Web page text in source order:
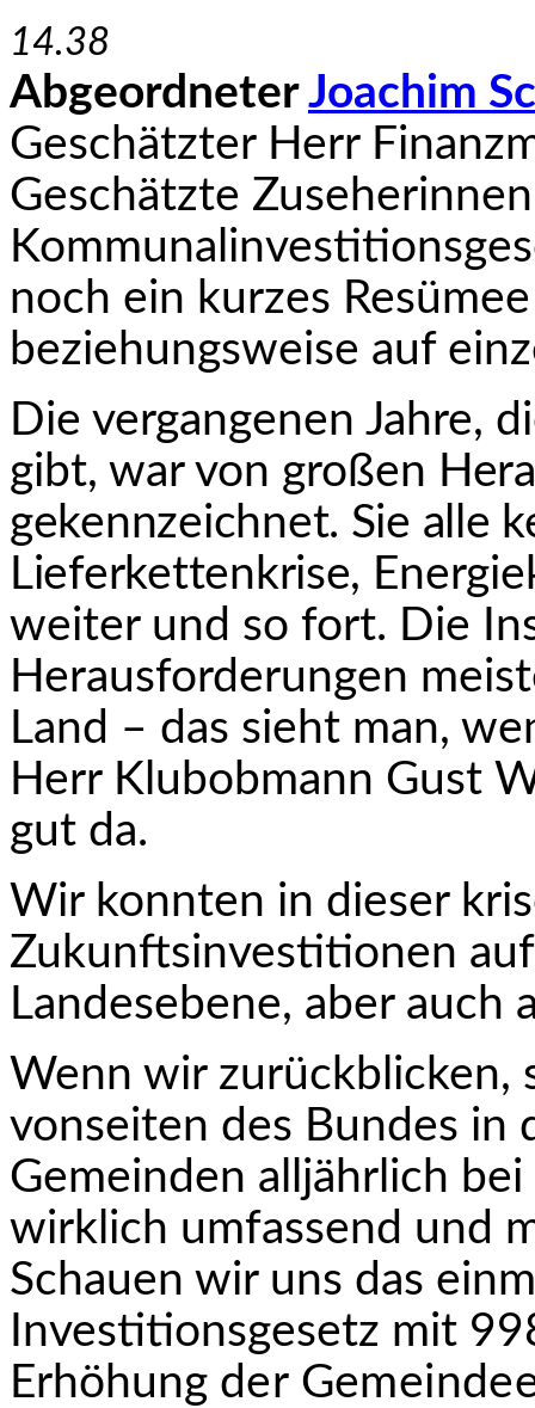
14.38
AbgeordneterJoachim
Geschätzter Herr
Geschätzte
noch ein kurzes
beziehungsweise auf
Die vergangenen Jahre,
gibt, war von großen
gekennzeichnet. Sie alle
Lieferkettenkrise,
weiter und so fort. Die
Herausforderungen
Land – das sieht man,
Herr Klubobmann Gust
gut da.
Wir konnten in dieser
Zukunftsinvestitionen
Landesebene, aber
Wenn wir zurückblicken,
vonseiten des Bundes in
Gemeinden alljährlich
wirklich umfassend und
Schauen wir uns das
Investitionsgesetz mit
Erhöhung der